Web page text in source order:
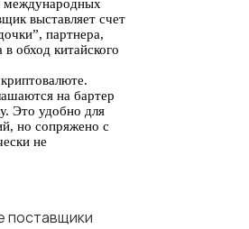
международных
выставляет счет
партнера,
в обход китайского
на бартер
Это удобно для
но сопряжено с
не